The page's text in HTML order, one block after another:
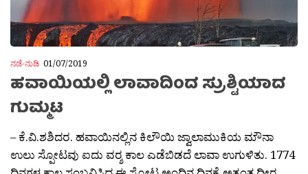
ನಡೆ-ನುಡಿ 01/07/2019
ಹವಾಯಿಯಲ್ಲಿ ಲಾವಾದಿಂದ ಸ್ರುಶ್ಟಿಯಾದ
ಗುಮ್ಮಟ
– ಕೆ.ವಿ.ಶಶಿದರ. ಹವಾಯಿನಲ್ಲಿನ ಕಿಲೌಯಿ ಜ್ವಾಲಾಮುಕಿಯ ಮೌನಾ
ಉಲು ಸ್ಪೋಟವು ಐದು ವರ‍್ಶ ಕಾಲ ಎಡೆಬಿಡದೆ ಲಾವಾ ಉಗುಳಿತು. 1774